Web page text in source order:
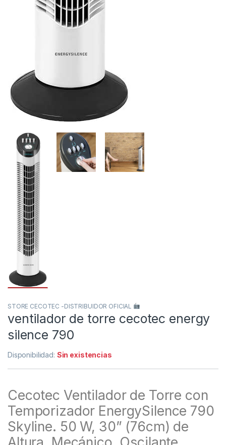
STORE CECOTEC -DISTRIBUIDOR OFICIAL
ventilador de torre cecotec energy
silence 790
Disponibilidad: Sin existencias
Cecotec Ventilador de Torre con
Temporizador EnergySilence 790
Skyline. 50 W, 30” (76cm) de